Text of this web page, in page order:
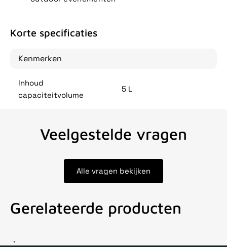
Korte specificaties
Kenmerken
Inhoud
capaciteitvolume
5 L
Veelgestelde vragen
Alle vragen bekijken
Gerelateerde producten